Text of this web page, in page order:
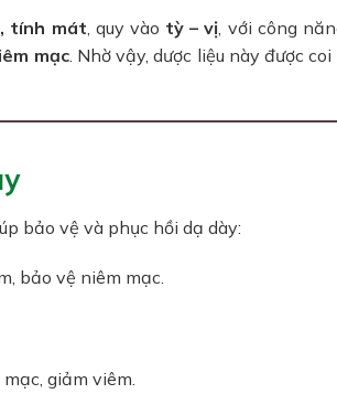
tính mát , quy vào tỳ – vị , với công
mạc. Nhờ vậy, dược liệu này được coi
bảo vệ và phục hồi dạ dày:
bảo vệ niêm mạc.
giảm viêm.